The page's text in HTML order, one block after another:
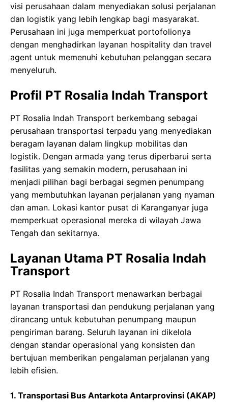
visi perusahaan dalam menyediakan solusi perjalanan
dan logistik yang lebih lengkap bagi masyarakat.
Perusahaan ini juga memperkuat portofolionya
dengan menghadirkan layanan hospitality dan travel
agent untuk memenuhi kebutuhan pelanggan secara
menyeluruh.
Profil PT Rosalia Indah Transport
PT Rosalia Indah Transport berkembang sebagai
perusahaan transportasi terpadu yang menyediakan
beragam layanan dalam lingkup mobilitas dan
logistik. Dengan armada yang terus diperbarui serta
fasilitas yang semakin modern, perusahaan ini
menjadi pilihan bagi berbagai segmen penumpang
yang membutuhkan layanan perjalanan yang nyaman
dan aman. Lokasi kantor pusat di Karanganyar juga
memperkuat operasional mereka di wilayah Jawa
Tengah dan sekitarnya.
Layanan Utama PT Rosalia Indah
Transport
PT Rosalia Indah Transport menawarkan berbagai
layanan transportasi dan pendukung perjalanan yang
dirancang untuk kebutuhan penumpang maupun
pengiriman barang. Seluruh layanan ini dikelola
dengan standar operasional yang konsisten dan
bertujuan memberikan pengalaman perjalanan yang
lebih efisien.
1. Transportasi Bus Antarkota Antarprovinsi (AKAP)